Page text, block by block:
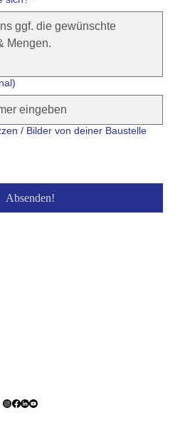
/ Bilder von deiner Baustelle
Absenden!